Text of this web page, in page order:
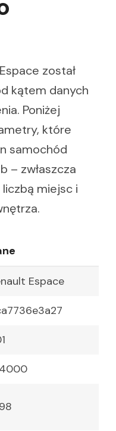
został
kątem danych
Poniżej
które
samochód
– zwłaszcza
liczbą miejsc i
Espace